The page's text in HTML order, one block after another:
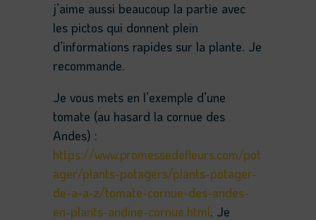
j’aime aussi beaucoup la partie avec
les pictos qui donnent plein
d’informations rapides sur la plante. Je
recommande.
Je vous mets en l’exemple d’une
tomate (au hasard la cornue des
Andes) :
https://www.promessedefleurs.com/pot
ager/plants-potagers/plants-potager-
de-a-a-z/tomate-cornue-des-andes-
en-plants-andine-cornue.html. Je